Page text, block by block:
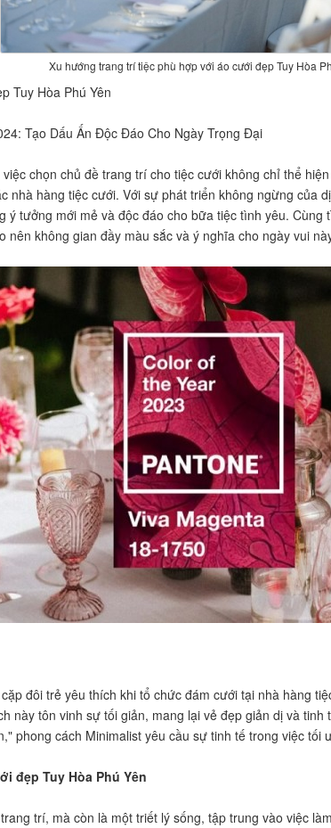
Xu hướng trang trí tiệc phù hợp với áo cưới đẹp Tuy Hòa
Tuy Hòa Phú Yên
Tạo Dấu Ấn Độc Đáo Cho Ngày Trọng Đại
chọn chủ đề trang trí cho tiệc cưới không chỉ thể
nhà hàng tiệc cưới. Với sự phát triển không ngừng của
ý tưởng mới mẻ và độc đáo cho bữa tiệc tình yêu.
không gian đầy màu sắc và ý nghĩa cho ngày vui
đôi trẻ yêu thích khi tổ chức đám cưới tại nhà hàng
này tôn vinh sự tối giản, mang lại vẻ đẹp giản dị và
phong cách Minimalist yêu cầu sự tinh tế trong việc tối
đẹp Tuy Hòa Phú Yên
trí, mà còn là một triết lý sống, tập trung vào việc